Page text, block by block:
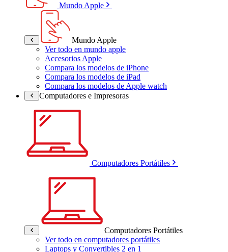
Mundo Apple
Mundo Apple
Ver todo en mundo apple
Accesorios Apple
Compara los modelos de iPhone
Compara los modelos de iPad
Compara los modelos de Apple watch
Computadores e Impresoras
Computadores Portátiles
Computadores Portátiles
Ver todo en computadores portátiles
Laptops y Convertibles 2 en 1